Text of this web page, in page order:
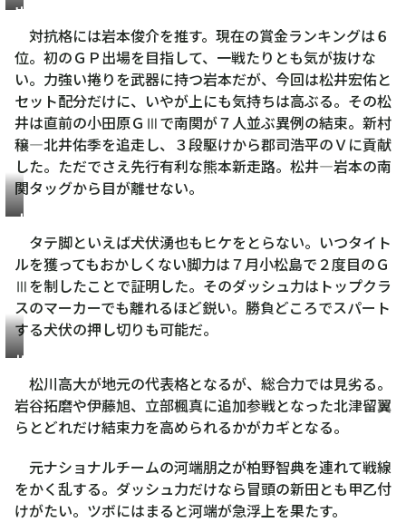
岩
俊
介
対抗格には岩本俊介を推す。現在の賞金ランキングは６
位。初のＧＰ出場を目指して、一戦たりとも気が抜けな
い。力強い捲りを武器に持つ岩本だが、今回は松井宏佑と
セット配分だけに、いやが上にも気持ちは高ぶる。その松
井は直前の小田原ＧⅢで南関が７人並ぶ異例の結束。新村
穣―北井佑季を追走し、３段駆けから郡司浩平のＶに貢献
した。ただでさえ先行有利な熊本新走路。松井―岩本の南
関タッグから目が離せない。
犬
湧
也
タテ脚といえば犬伏湧也もヒケをとらない。いつタイト
ルを獲ってもおかしくない脚力は７月小松島で２度目のＧ
Ⅲを制したことで証明した。そのダッシュ力はトップクラ
スのマーカーでも離れるほど鋭い。勝負どころでスパート
する犬伏の押し切りも可能だ。
松
高
大
松川高大が地元の代表格となるが、総合力では見劣る。
岩谷拓磨や伊藤旭、立部楓真に追加参戦となった北津留翼
らとどれだけ結束力を高められるかがカギとなる。
元ナショナルチームの河端朋之が柏野智典を連れて戦線
をかく乱する。ダッシュ力だけなら冒頭の新田とも甲乙付
けがたい。ツボにはまると河端が急浮上を果たす。